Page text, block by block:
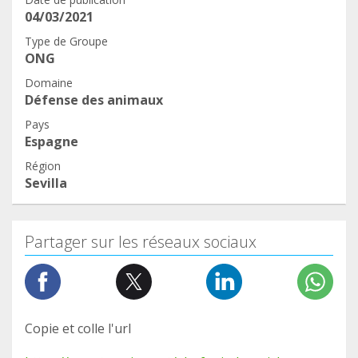
04/03/2021
Type de Groupe
ONG
Domaine
Défense des animaux
Pays
Espagne
Région
Sevilla
Partager sur les réseaux sociaux
Copie et colle l'url